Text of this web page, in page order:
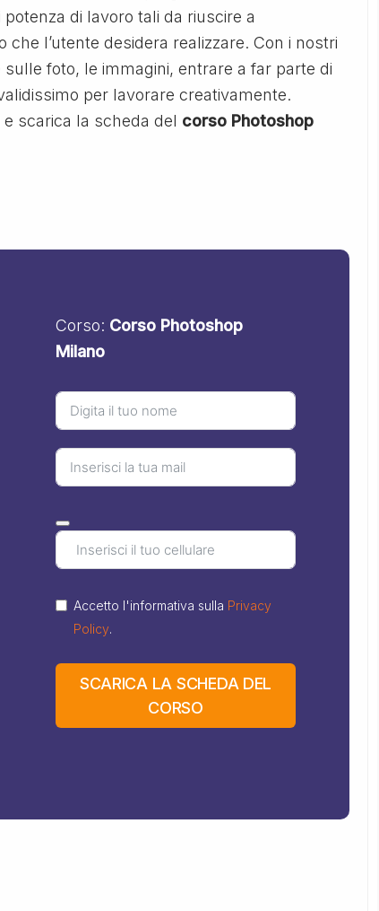
di lavoro tali da riuscire a
l’utente desidera realizzare. Con i nostri
sulle foto, le immagini, entrare a far parte di
per lavorare creativamente.
scarica la scheda del corso Photoshop
Corso: Corso Photoshop
Milano
Accetto l'informativa sulla Privacy
Policy.
SCARICA LA SCHEDA DEL
CORSO